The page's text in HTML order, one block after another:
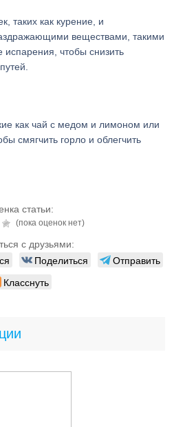
таких как курение, и
веществами, такими
чтобы снизить
как чай с медом и лимоном или
смягчить горло и облегчить
статьи:
(пока оценок нет)
с друзьями:
Поделиться
Отправить
Класснуть